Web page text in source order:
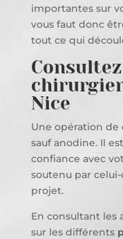
importantes sur
vous faut donc
tout ce qui
Nice
Une opération
sauf anodine. Il
confiance avec
soutenu par
projet.
En consultant les
sur les différents